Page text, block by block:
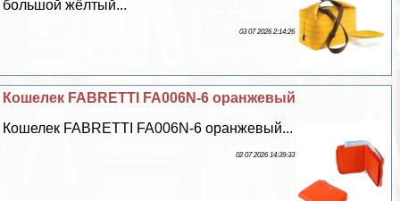
большой жёлтый...
03 07 2026 2:14:26
Кошелек FABRETTI FA006N-6 оранжевый
Кошелек FABRETTI FA006N-6 оранжевый...
02 07 2026 14:39:33